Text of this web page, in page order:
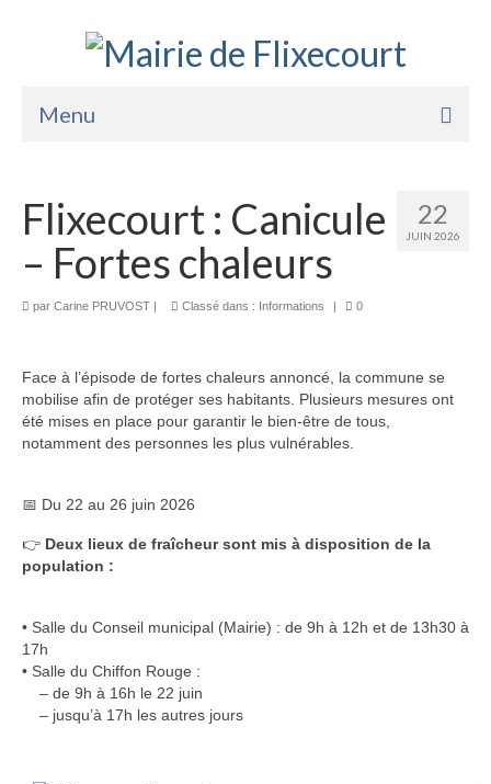
Menu
La Mairie
Vie Pratique
Services
Sports Loisirs et Culture
22
JUIN 2026
Flixecourt : Canicule
– Fortes chaleurs
par Carine PRUVOST | Classé dans : Informations | 0
Face à l’épisode de fortes chaleurs annoncé, la commune se
mobilise afin de protéger ses habitants. Plusieurs mesures ont
été mises en place pour garantir le bien-être de tous,
notamment des personnes les plus vulnérables.
📅 Du 22 au 26 juin 2026
👉 Deux lieux de fraîcheur sont mis à disposition de la
population :
• Salle du Conseil municipal (Mairie) : de 9h à 12h et de 13h30 à
17h
• Salle du Chiffon Rouge :
– de 9h à 16h le 22 juin
– jusqu’à 17h les autres jours